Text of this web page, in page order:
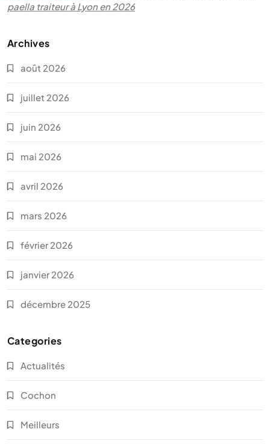
paella traiteur à Lyon en 2026
Archives
août 2026
juillet 2026
juin 2026
mai 2026
avril 2026
mars 2026
février 2026
janvier 2026
décembre 2025
Categories
Actualités
Cochon
Meilleurs